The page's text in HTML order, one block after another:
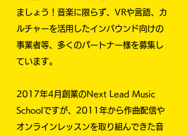
ましょう！音楽に限らず、VRや言語、カ
ルチャーを活用したインバウンド向けの
事業者等、多くのパートナー様を募集し
ています。
2017年4月創業のNext Lead Music
Schoolですが、2011年から作曲配信や
オンラインレッスンを取り組んできた音